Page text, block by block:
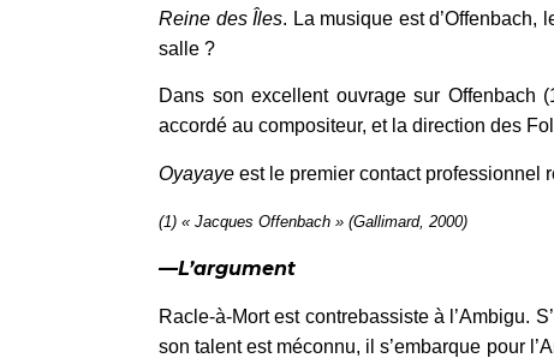
Reine des Îles. La musique est d’Offenbach,
salle ?
Dans son excellent ouvrage sur Offenbach
accordé au compositeur, et la direction des
Oyayaye est le premier contact professionnel
(1) « Jacques Offenbach » (Gallimard, 2000)
—L’argument
Racle-à-Mort est contrebassiste à l’Ambigu.
son talent est méconnu, il s’embarque pour